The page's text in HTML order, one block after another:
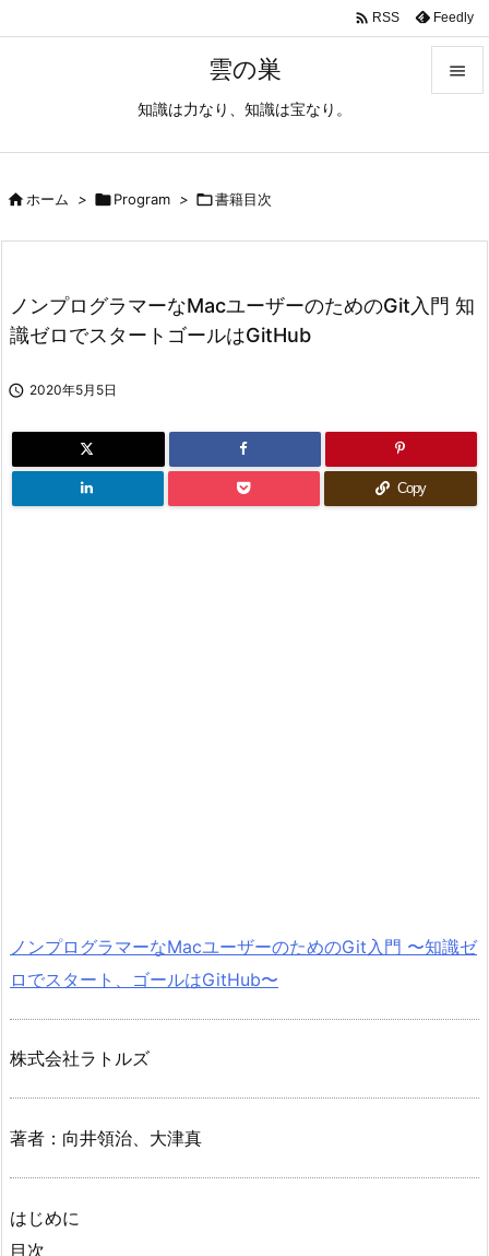
雲の巣
知識は力なり、知識は宝なり。

次へ
 RSS Feedly
ホーム > Program > 書籍目次
ノンプログラマーなMacユーザーのためのGit入門 知
識ゼロでスタートゴールはGitHub
 2020年5月5日
Copy
ノンプログラマーなMacユーザーのためのGit入門 〜知識ゼ
ロでスタート、ゴールはGitHub〜
株式会社ラトルズ
著者：向井領治、大津真
はじめに
目次